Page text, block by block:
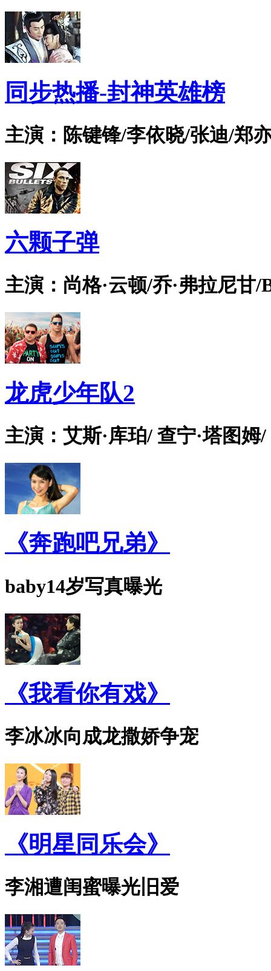
同步热播-封神英雄榜
主演：陈键锋/李依晓/张迪/郑
六颗子弹
主演：尚格·云顿/乔·弗拉尼甘/
龙虎少年队2
主演：艾斯·库珀/ 查宁·塔图姆/
《奔跑吧兄弟》
baby14岁写真曝光
《我看你有戏》
李冰冰向成龙撒娇争宠
《明星同乐会》
李湘遭闺蜜曝光旧爱